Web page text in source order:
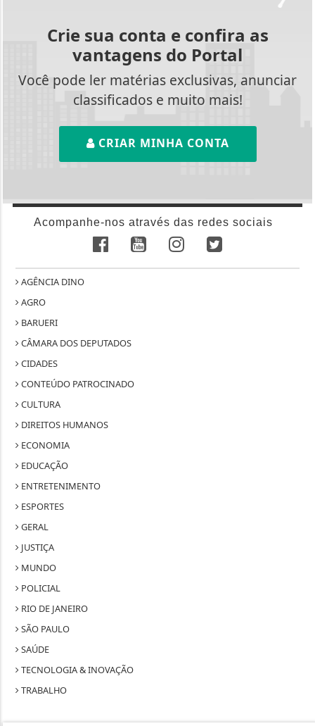
Crie sua conta e confira as
vantagens do Portal
Você pode ler matérias exclusivas, anunciar
classificados e muito mais!
CRIAR MINHA CONTA
Acompanhe-nos através das redes sociais
AGÊNCIA DINO
AGRO
BARUERI
CÂMARA DOS DEPUTADOS
CIDADES
CONTEÚDO PATROCINADO
CULTURA
DIREITOS HUMANOS
ECONOMIA
EDUCAÇÃO
ENTRETENIMENTO
ESPORTES
GERAL
JUSTIÇA
MUNDO
POLICIAL
RIO DE JANEIRO
SÃO PAULO
SAÚDE
TECNOLOGIA & INOVAÇÃO
TRABALHO